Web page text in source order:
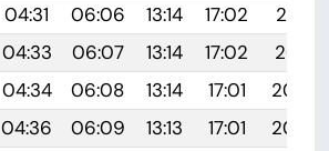
04:31 06:06 13:14 17:02
20:12
04:33 06:07 13:14 17:02
20:10
04:34 06:08 13:14 17:01
20:09
04:36 06:09 13:13 17:01
20:08